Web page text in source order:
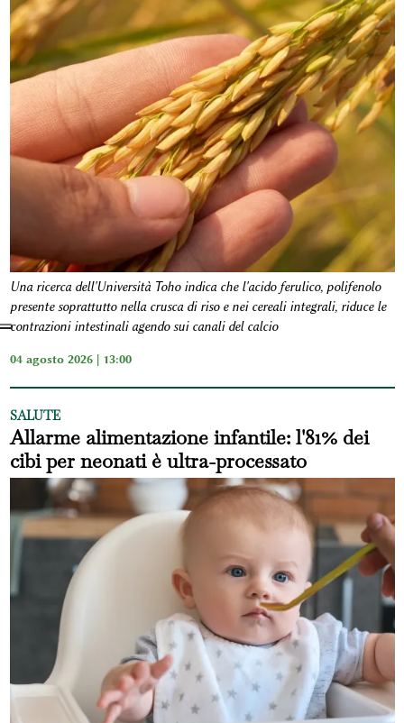
Una ricerca dell'Università Toho indica che l'acido ferulico, polifenolo
presente soprattutto nella crusca di riso e nei cereali integrali, riduce le
contrazioni intestinali agendo sui canali del calcio
04 agosto 2026 | 13:00
SALUTE
Allarme alimentazione infantile: l'81% dei
cibi per neonati è ultra-processato